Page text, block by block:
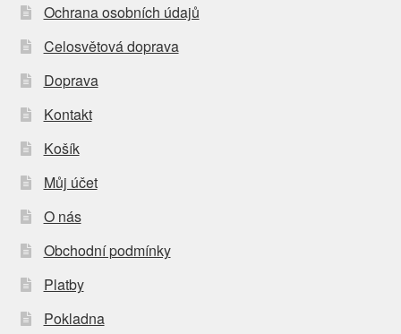
Ochrana osobních údajů
Celosvětová doprava
Doprava
Kontakt
Košík
Můj účet
O nás
Obchodní podmínky
Platby
Pokladna